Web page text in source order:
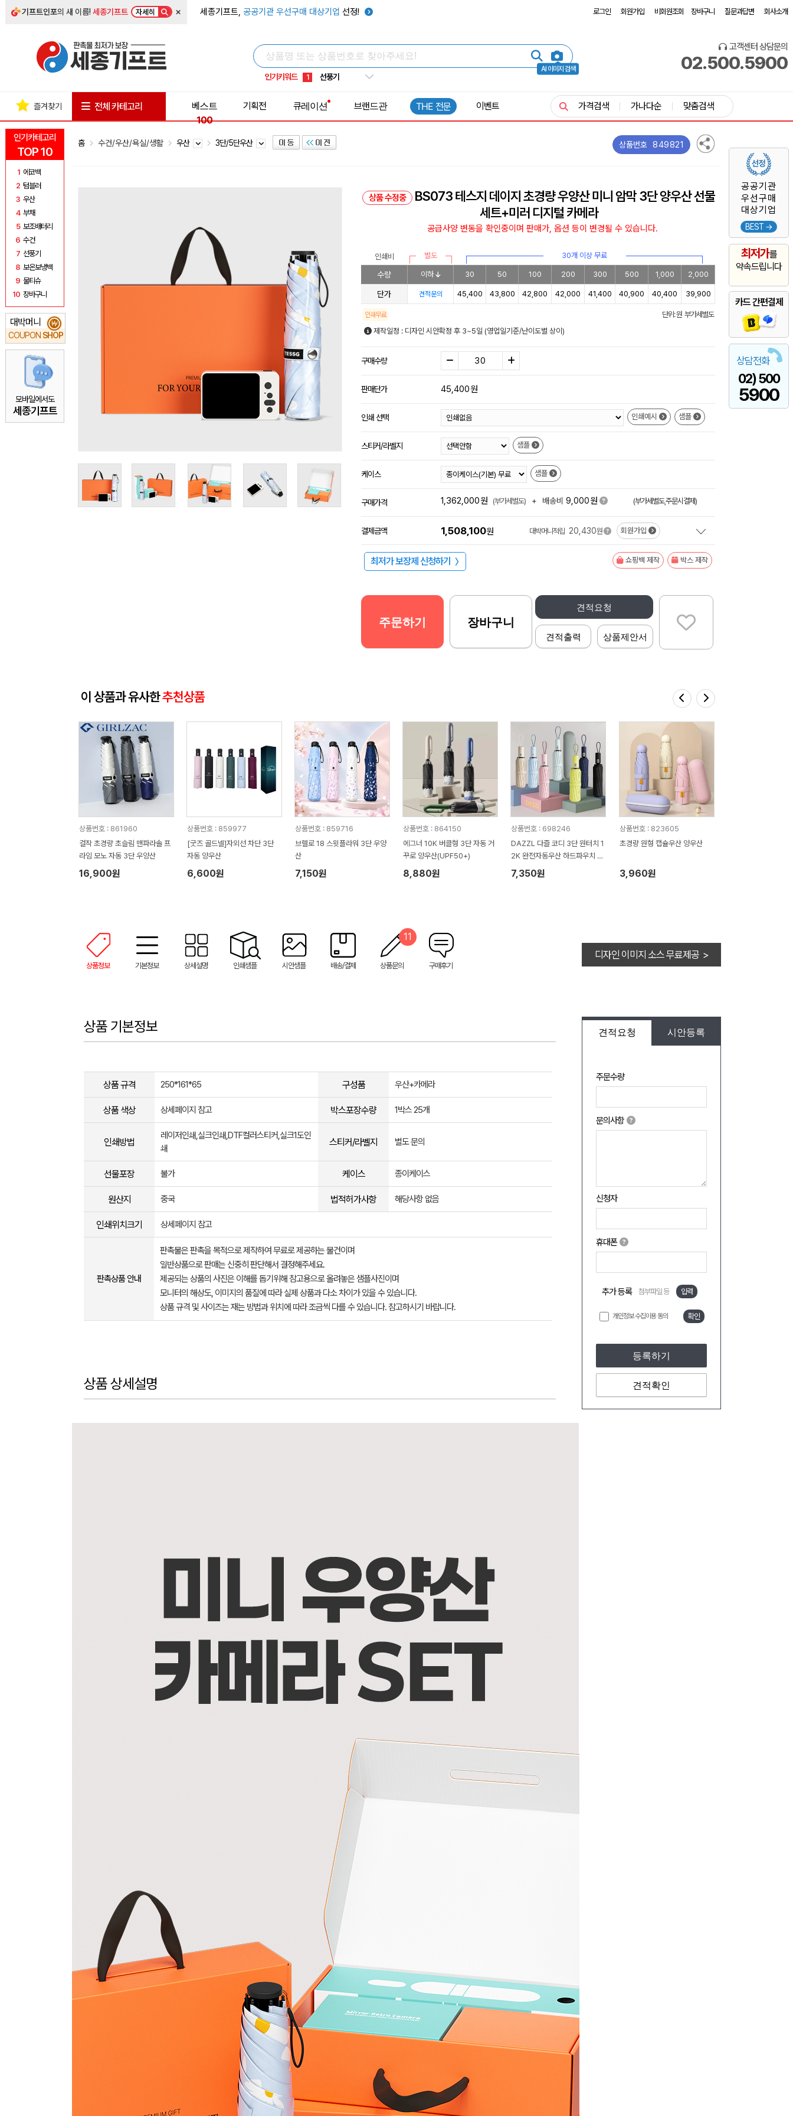
기프트인포의 새 이름!세종기프트 자세히 × 세종기프트, 공공기관 우선구매 대상기업 선정! 로그인 회원가입 비회원조회 장바구니 질문과답변 회사소개
AI 이미지 검색
인기키워드
7 텀블러
10 타포린가방
1 선풍기
고객센터 상담문의
02.500.5900
인기카테고리
TOP 10
1 에코백
2 텀블러
3 우산
4 부채
5 보조배터리
6 수건
7 선풍기
8 보온보냉백
9 물티슈
10 장바구니
대박머니
COUPON SHOP
₩
모바일에서도
세종기프트
공공기관
우선구매
대상기업
BEST →
최저가를
약속드립니다
카드 간편결제
상담전화
02) 500
5900
즐겨찾기 전체 카테고리
베스트
100
기획전 큐레이션 브랜드관 THE 전문 이벤트 가격검색 가나다순 맞춤검색
홈 수건/우산/욕실/생활 우산 3단/5단우산 상품번호 849821
상품 수정중
BS073 테스지 데이지 초경량 우양산 미니 암막 3단 양우산 선물
세트+미러 디지털 카메라
공급사양 변동을 확인중이며 판매가, 옵션 등이 변경될 수 있습니다.
인쇄비 별도 30개 이상 무료
수량 이하 30 50 100 200 300 500 1,000 2,000
단가 견적문의 45,400 43,800 42,800 42,000 41,400 40,900 40,400 39,900
인쇄무료
단위: 원 부가세별도
제작일정 : 디자인 시안확정 후 3~5일 (영업일기준/난이도별 상이)
구매수량
판매단가 45,400원
인쇄 선택 인쇄예시 샘플
스티커/라벨지 샘플
케이스 샘플
구매가격 1,362,000원 (부가세별도) + 배송비 9,000원 (부가세별도,주문시결제)
결제금액 1,508,100원 대박머니적립 20,430원 회원가입
최저가 보장제 신청하기 〉 쇼핑백 제작 박스 제작
견적요청
견적출력 상품제안서
주문하기 장바구니
이 상품과 유사한추천상품
상품번호 : 861960
걸작 초경량 초슬림 맨파라솔 프
라임 모노 자동 3단 우양산
16,900원
상품번호 : 859977
[굿즈 골드넬]자외선 차단 3단
자동 양우산
6,600원
상품번호 : 859716
브렐로 18 스윗플라워 3단 우양
산
7,150원
상품번호 : 864150
에그너 10K 버클형 3단 자동 거
꾸로 양우산(UPF50+)
8,880원
상품번호 : 698246
DAZZL 다즐 코디 3단 원터치 1
2K 완전자동우산 하드파우치 포
함 (풀칼라인쇄)
7,350원
상품번호 : 823605
초경량 원형 캡슐우산 양우산
3,960원
상품정보 기본정보 상세설명 인쇄샘플 시안샘플 배송/결제 상품문의
11
구매후기
디자인 이미지 소스 무료제공 >
견적요청 시안등록
주문수량
문의사항
신청자
휴대폰
추가 등록 첨부파일 등 입력
개인정보 수집이용 동의 확인
등록하기
견적확인
상품 기본정보
상품 규격 250*161*65 구성품 우산+카메라
상품 색상 상세페이지 참고 박스포장수량 1박스 25개
인쇄방법
레이저인쇄,실크인쇄,DTF컬러스티커,실크1도인
쇄
스티커/라벨지 별도 문의
선물포장 불가 케이스 종이케이스
원산지 중국 법적허가사항 해당사항 없음
인쇄위치크기 상세페이지 참고
판촉상품 안내
판촉물은 판촉을 목적으로 제작하여 무료로 제공하는 물건이며
일반상품으로 판매는 신중히 판단해서 결정해주세요.
제공되는 상품의 사진은 이해를 돕기위해 참고용으로 올려놓은 샘플사진이며
모니터의 해상도, 이미지의 품질에 따라 실제 상품과 다소 차이가 있을 수 있습니다.
상품 규격 및 사이즈는 재는 방법과 위치에 따라 조금씩 다를 수 있습니다. 참고하시기 바랍니다.
상품 상세설명